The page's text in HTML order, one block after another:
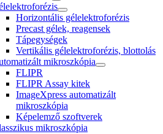
Horizontális gélelektroforézis
Precast gélek, reagensek
Tápegységek
Vertikális gélelektroforézis, blottolás
mikroszkópia
FLIPR
FLIPR Assay kitek
ImageXpress automatizált
mikroszkópia
Képelemző szoftverek
mikroszkópia